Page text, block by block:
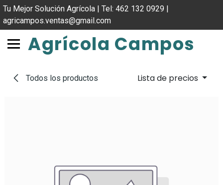
Tu Mejor Solución Agrícola | Tel: 462 132 0929 |
agricampos.ventas@gmail.com
Agrícola Campos
Todos los productos Lista de precios